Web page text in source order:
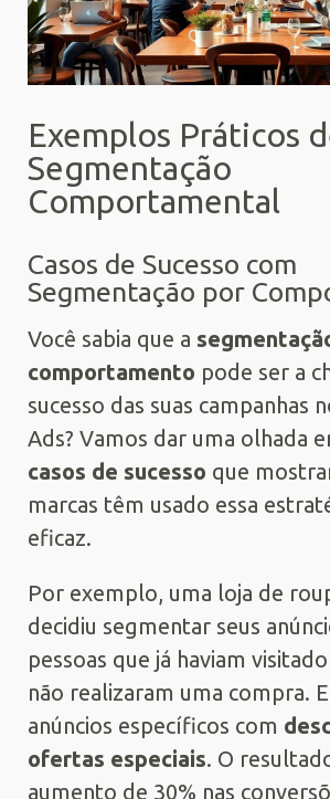
Exemplos Práticos
Segmentação
Comportamental
Casos de Sucesso com
Segmentação por
Você sabia que a
comportamento pode ser a
sucesso das suas campanhas
Ads? Vamos dar uma olhada
casos de sucesso que
marcas têm usado essa
eficaz.
Por exemplo, uma loja de
decidiu segmentar seus
pessoas que já haviam
não realizaram uma compra.
anúncios específicos com
ofertas especiais. O
aumento de 30% nas